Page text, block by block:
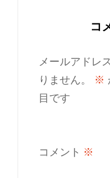
コ
メールアドレ
りません。
※
目です
コメント ※